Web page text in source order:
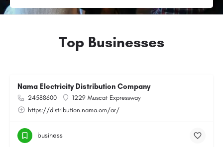
Top Businesses
Nama Electricity Distribution Company
24588600
1229 Muscat Expressway
https://distribution.nama.om/ar/
business